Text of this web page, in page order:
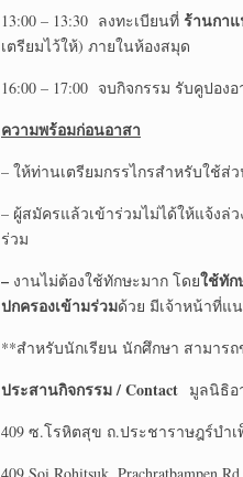
13:00 – 13:30 ลงทะเบียนที่ ร้านกา
เตรียมไว้ให้) ภายในห้องสมุด
16:00 – 17:00 จบกิจกรรม รับคูปองอ
ความพร้อมก่อนอาสา
– ให้ท่านเตรียมกรรไกรสำหรับใช้ส่
– ผู้สมัครแล้วเข้าร่วมไม่ได้ให้แจ้งล่
ร่วม
– งานไม่ต้องใช้ทักษะมาก โดยใช้ทัก
ปกครองเข้ามร่วมด้วย มีเจ้าหน้าที่แ
**สำหรับนักเรียน นักศึกษา สามาร
ประสานกิจกรรม/ Contact มูลนิธิอ
409 ซ.โรหิตสุข ถ.ประชาราษฎร์บำ